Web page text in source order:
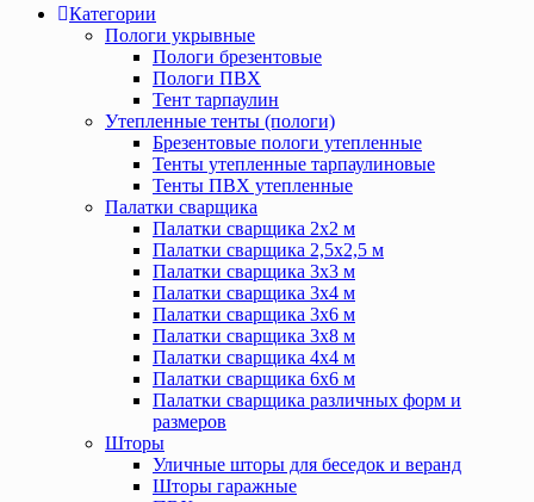
Категории
Пологи укрывные
Пологи брезентовые
Пологи ПВХ
Тент тарпаулин
Утепленные тенты (пологи)
Брезентовые пологи утепленные
Тенты утепленные тарпаулиновые
Тенты ПВХ утепленные
Палатки сварщика
Палатки сварщика 2х2 м
Палатки сварщика 2,5х2,5 м
Палатки сварщика 3х3 м
Палатки сварщика 3х4 м
Палатки сварщика 3х6 м
Палатки сварщика 3х8 м
Палатки сварщика 4х4 м
Палатки сварщика 6х6 м
Палатки сварщика различных форм и
размеров
Шторы
Уличные шторы для беседок и веранд
Шторы гаражные